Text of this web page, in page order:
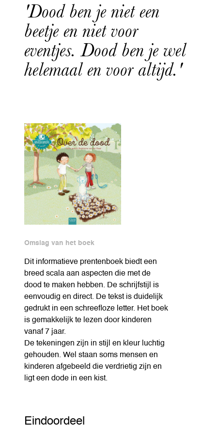
'Dood ben je niet een
beetje en niet voor
eventjes. Dood ben je wel
helemaal en voor altijd.'
Omslag van het boek
Dit informatieve prentenboek biedt een
breed scala aan aspecten die met de
dood te maken hebben. De schrijfstijl is
eenvoudig en direct. De tekst is duidelijk
gedrukt in een schreefloze letter. Het boek
is gemakkelijk te lezen door kinderen
vanaf 7 jaar.
De tekeningen zijn in stijl en kleur luchtig
gehouden. Wel staan soms mensen en
kinderen afgebeeld die verdrietig zijn en
ligt een dode in een kist.
Eindoordeel